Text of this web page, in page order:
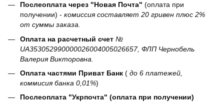
Послеоплата через "Новая Почта" (оплата при
получении) - комиссия составляет 20 гривен плюс 2%
от суммы заказа.
Оплата на расчетный счет №
UA353052990000026004005026657, ФЛП Чернобель
Валерия Викторовна.
Оплата частями Приват Банк ( до 6 платежей,
коммисия банка 0,01%)
Послеоплата "Укрпочта" (оплата при получении)